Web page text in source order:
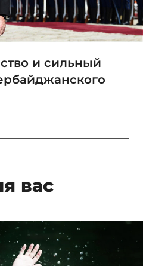
и сильный
вас